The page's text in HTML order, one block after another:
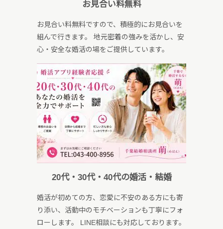
お見合い料無料
お見合い料無料ですので、積極的にお見合いを
組んで行きます。 地元密着の強みを活かし、安
心・安全な婚活の場をご提供しています。
20代・30代・40代の婚活・結婚
婚活が初めての方、恋愛に不安のある方にも寄
り添い、活動中のモチベーションも丁寧にフォ
ローします。 LINE相談にも対応しております。